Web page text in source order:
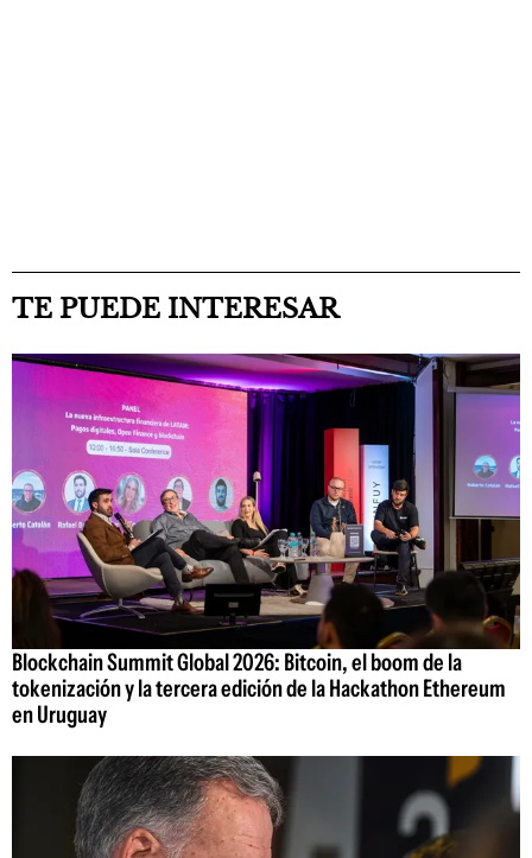
TE PUEDE INTERESAR
Blockchain Summit Global 2026: Bitcoin, el boom de la
tokenización y la tercera edición de la Hackathon Ethereum
en Uruguay